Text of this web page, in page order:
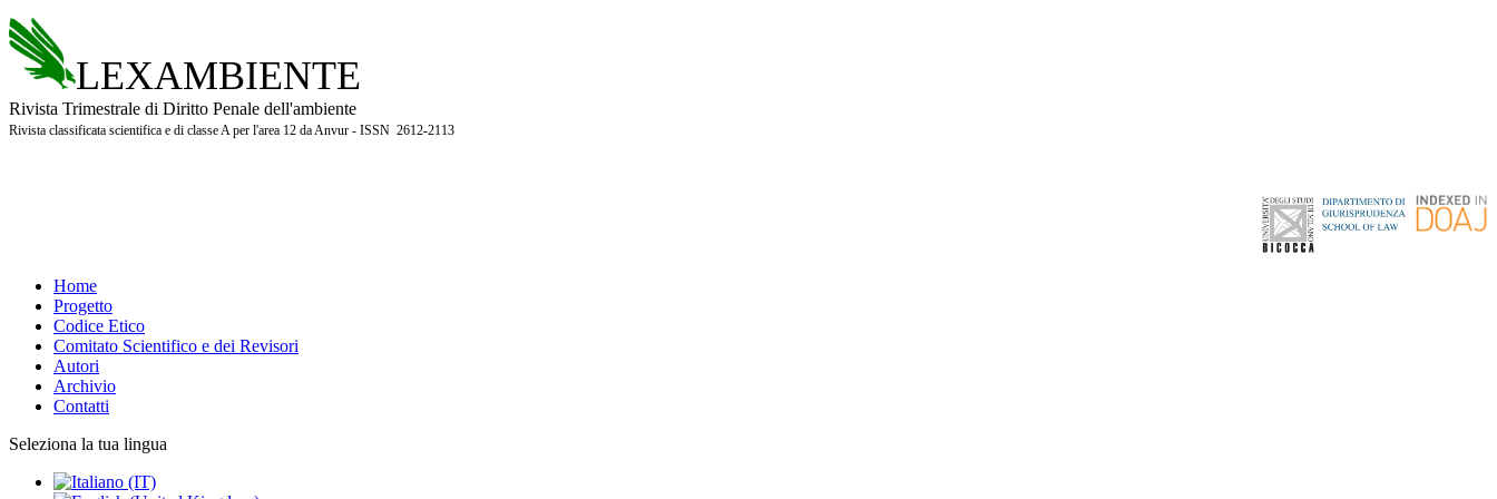
LEXAMBIENTE
Rivista Trimestrale di Diritto Penale dell'ambiente
Rivista classificata scientifica e di classe A per l'area 12 da Anvur - ISSN 2612-2113
Home
Progetto
Codice Etico
Comitato Scientifico e dei Revisori
Autori
Archivio
Contatti
Seleziona la tua lingua